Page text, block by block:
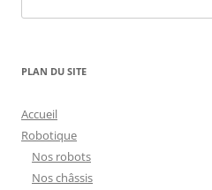
PLAN DU SITE
Accueil
Robotique
Nos robots
Nos châssis